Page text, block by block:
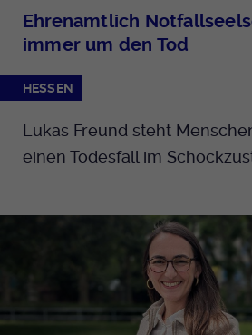
Ehrenamtlich
immer um den Tod
HESSEN
Lukas Freund steht
einen Todesfall im